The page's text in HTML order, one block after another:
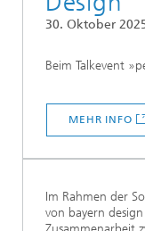
30. Oktober
Beim Talkevent
MEHR INFO
Im Rahmen der
von bayern